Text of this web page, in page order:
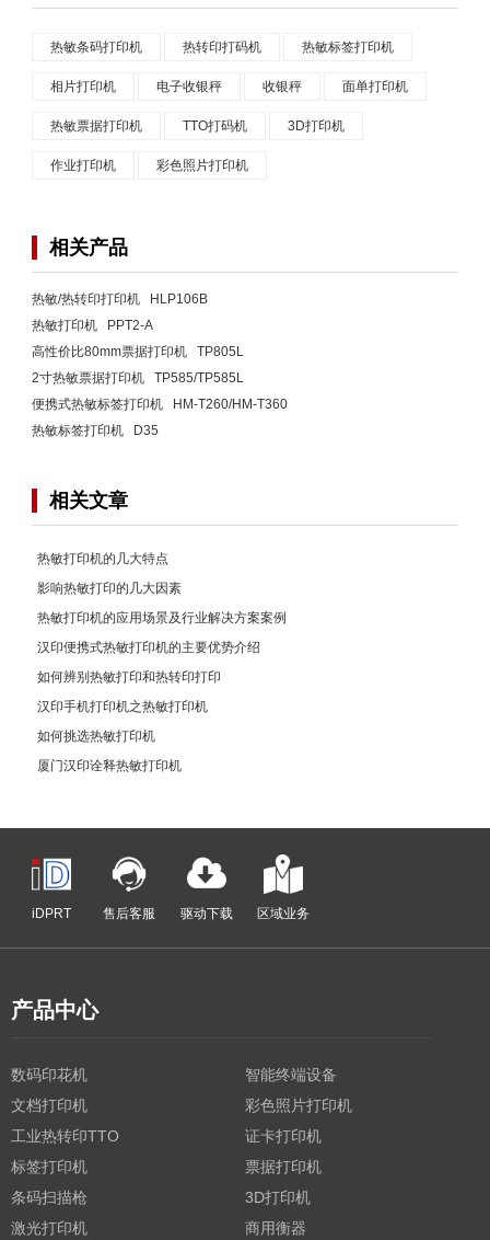
热敏条码打印机 热转印打码机 热敏标签打印机
相片打印机 电子收银秤 收银秤 面单打印机
热敏票据打印机 TTO打码机 3D打印机
作业打印机 彩色照片打印机
相关产品
热敏/热转印打印机 HLP106B
热敏打印机 PPT2-A
高性价比80mm票据打印机 TP805L
2寸热敏票据打印机 TP585/TP585L
便携式热敏标签打印机 HM-T260/HM-T360
热敏标签打印机 D35
相关文章
热敏打印机的几大特点
影响热敏打印的几大因素
热敏打印机的应用场景及行业解决方案案例
汉印便携式热敏打印机的主要优势介绍
如何辨别热敏打印和热转印打印
汉印手机打印机之热敏打印机
如何挑选热敏打印机
厦门汉印诠释热敏打印机
iDPRT 售后客服 驱动下载 区域业务
产品中心
数码印花机
智能终端设备
文档打印机
彩色照片打印机
工业热转印TTO
证卡打印机
标签打印机
票据打印机
条码扫描枪
3D打印机
激光打印机
商用衡器